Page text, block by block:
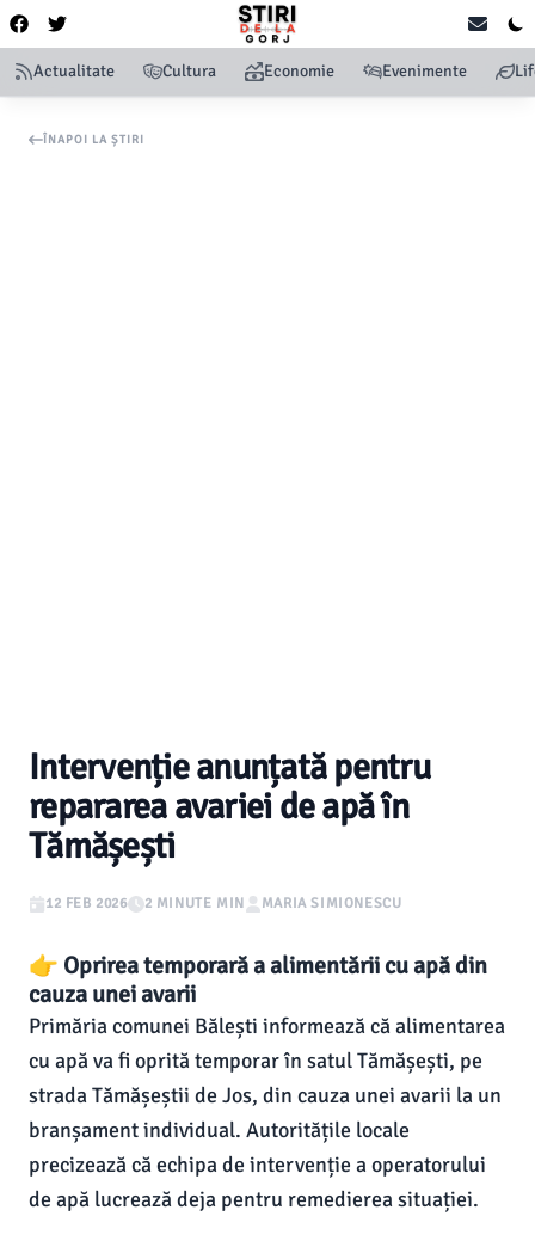
Actualitate Cultura Economie Evenimente
ÎNAPOI LA ȘTIRI
Intervenție anunțată pentru
repararea avariei de apă în
Tămășești
12 FEB 2026 2 MINUTE MIN MARIA SIMIONESCU
👉 Oprirea temporară a alimentării cu apă din
cauza unei avarii
Primăria comunei Bălești informează că alimentarea
cu apă va fi oprită temporar în satul Tămășești, pe
strada Tămășeștii de Jos, din cauza unei avarii la un
branșament individual. Autoritățile locale
precizează că echipa de intervenție a operatorului
de apă lucrează deja pentru remedierea situației.